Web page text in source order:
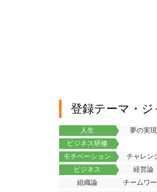
登録テーマ・ジ
人生 夢の実現
ビジネス研修
モチベーション
チャレン
ビジネス
経営論
組織論
チームワ